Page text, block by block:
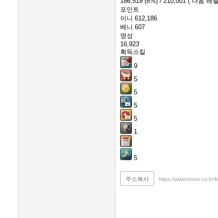
포인트
이니 612,186
베니 607
명성
16,923
획득스킬
9
5
5
5
5
1
5
주소복사 https://www.inven.co.kr/